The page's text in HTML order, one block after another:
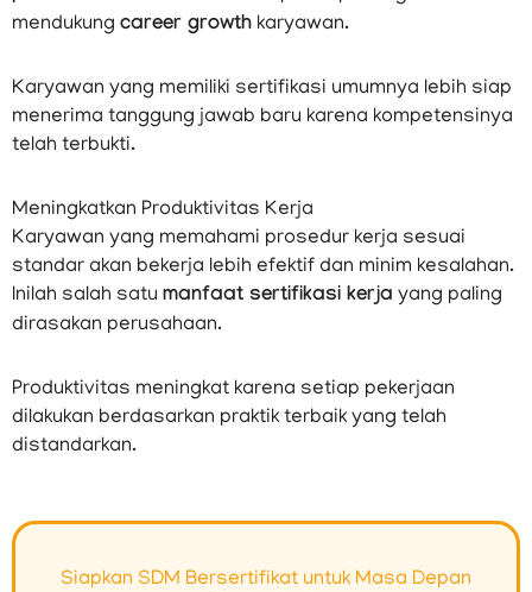
mendukung career growth karyawan.
Karyawan yang memiliki sertifikasi umumnya lebih siap
menerima tanggung jawab baru karena kompetensinya
telah terbukti.
Meningkatkan Produktivitas Kerja
Karyawan yang memahami prosedur kerja sesuai
standar akan bekerja lebih efektif dan minim kesalahan.
Inilah salah satu manfaat sertifikasi kerja yang paling
dirasakan perusahaan.
Produktivitas meningkat karena setiap pekerjaan
dilakukan berdasarkan praktik terbaik yang telah
distandarkan.
Siapkan SDM Bersertifikat untuk Masa Depan